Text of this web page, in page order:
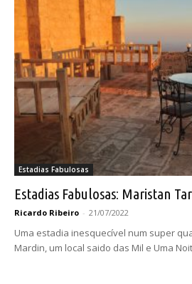
Estadias Fabulosas
Estadias Fabulosas: Maristan
Ricardo Ribeiro - 21/07/2022
Uma estadia inesquecível num super
Mardin, um local saido das Mil e Uma